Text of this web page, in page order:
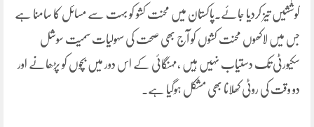
کوششیں تیز کردیا جائے۔پاکستان میں محنت کشو کو بہت سے مسائل کا سامنا ہے
جس میں لاکھوں محنت کشوں کو آج بھی صحت کی سہولیات سمیت سوشل
سکیورٹی تک دستیاب نہیں ہیں ،مہنگائی کے اس دور میں بچوں کو پڑھانے اور
دو وقت کی روٹی کھلانا بھی مشکل ہوگیا ہے۔